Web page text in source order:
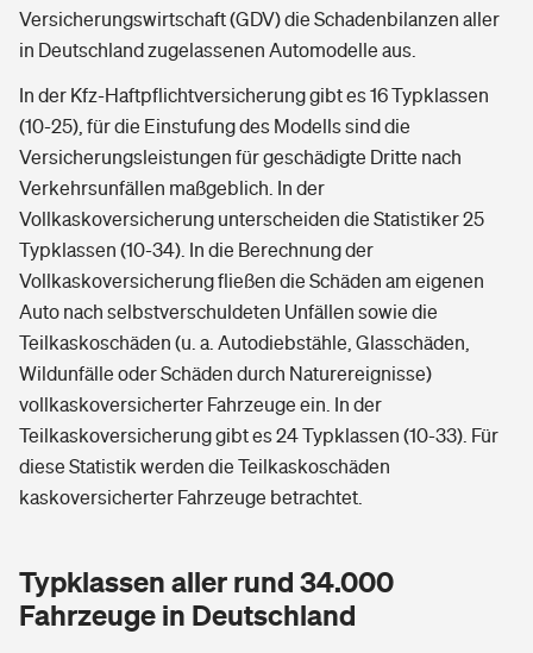
Versicherungswirtschaft (GDV) die Schadenbilanzen aller
in Deutschland zugelassenen Automodelle aus.
In der Kfz-Haftpflichtversicherung gibt es 16 Typklassen
(10-25), für die Einstufung des Modells sind die
Versicherungsleistungen für geschädigte Dritte nach
Verkehrsunfällen maßgeblich. In der
Vollkaskoversicherung unterscheiden die Statistiker 25
Typklassen (10-34). In die Berechnung der
Vollkaskoversicherung fließen die Schäden am eigenen
Auto nach selbstverschuldeten Unfällen sowie die
Teilkaskoschäden (u. a. Autodiebstähle, Glasschäden,
Wildunfälle oder Schäden durch Naturereignisse)
vollkaskoversicherter Fahrzeuge ein. In der
Teilkaskoversicherung gibt es 24 Typklassen (10-33). Für
diese Statistik werden die Teilkaskoschäden
kaskoversicherter Fahrzeuge betrachtet.
Typklassen aller rund 34.000
Fahrzeuge in Deutschland